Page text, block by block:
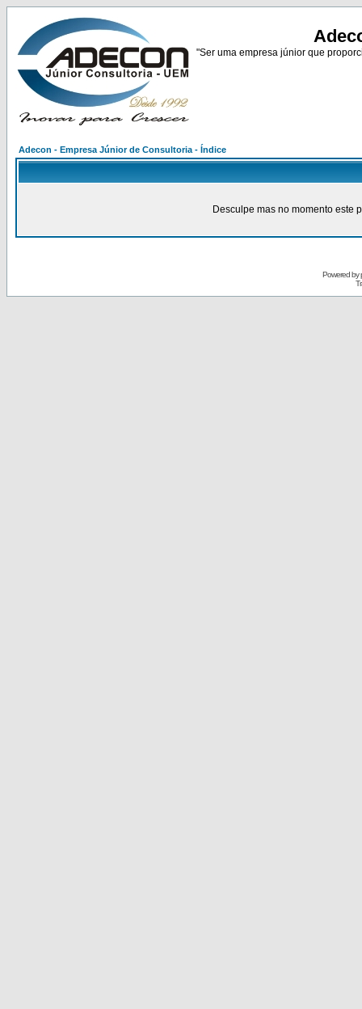
"Ser uma empresa júnior que
Adecon - Empresa Júnior de Consultoria - Índice
Desculpe mas no momento este
Powered by